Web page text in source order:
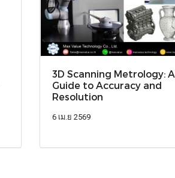
3D Scanning Metrology: A
Guide to Accuracy and
Resolution
6 เม.ย 2569